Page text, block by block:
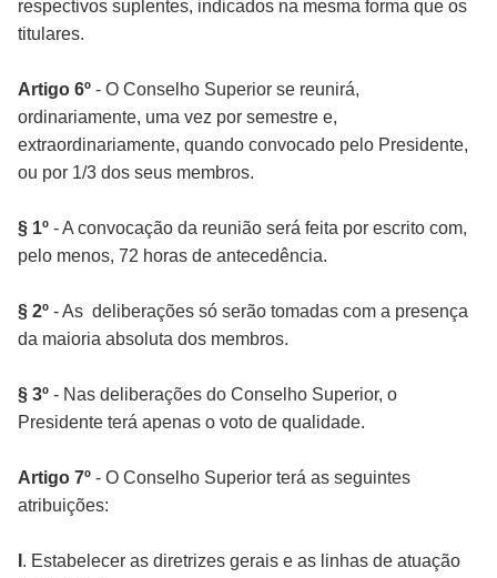
respectivos suplentes, indicados na mesma forma que os
titulares.
Artigo 6º - O Conselho Superior se reunirá,
ordinariamente, uma vez por semestre e,
extraordinariamente, quando convocado pelo Presidente,
ou por 1/3 dos seus membros.
§ 1º - A convocação da reunião será feita por escrito com,
pelo menos, 72 horas de antecedência.
§ 2º - As deliberações só serão tomadas com a presença
da maioria absoluta dos membros.
§ 3º - Nas deliberações do Conselho Superior, o
Presidente terá apenas o voto de qualidade.
Artigo 7º - O Conselho Superior terá as seguintes
atribuições:
. Estabelecer as diretrizes gerais e as linhas de atuação